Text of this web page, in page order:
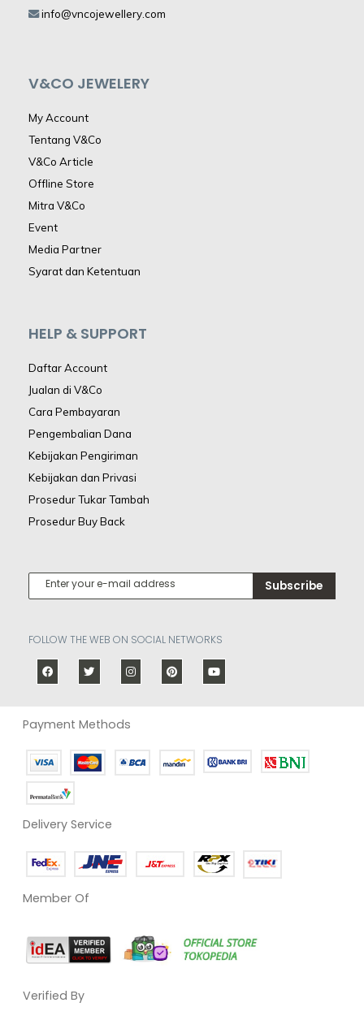
V&CO JEWELERY
My Account
Tentang V&Co
V&Co Article
Offline Store
Mitra V&Co
Event
Media Partner
Syarat dan Ketentuan
HELP & SUPPORT
Daftar Account
Jualan di V&Co
Cara Pembayaran
Pengembalian Dana
Kebijakan Pengiriman
Kebijakan dan Privasi
Prosedur Tukar Tambah
Prosedur Buy Back
info@vncojewellery.com
Subscribe
FOLLOW THE WEB ON SOCIAL NETWORKS
Payment Methods
Delivery Service
Member Of
Verified By